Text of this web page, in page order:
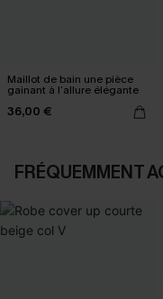
Maillot de bain une pièce
gainant à l’allure élégante
36,00 €
FRÉQUEMMENT